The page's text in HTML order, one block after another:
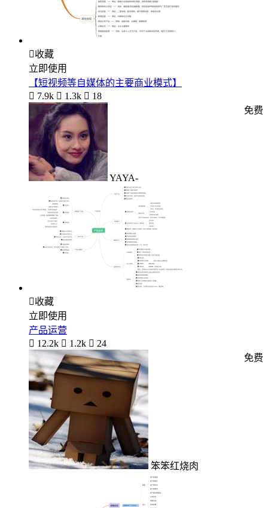
收藏
立即使用
【短视频等自媒体的主要商业模式】
 7.9k  1.3k  18
YAYA-
免费
收藏
立即使用
产品运营
 12.2k  1.2k  24
笨笨红烧肉
免费